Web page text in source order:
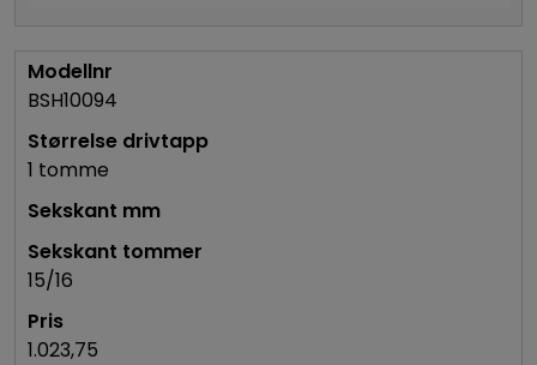
BSH10094
1 tomme
15/16
1.023,75